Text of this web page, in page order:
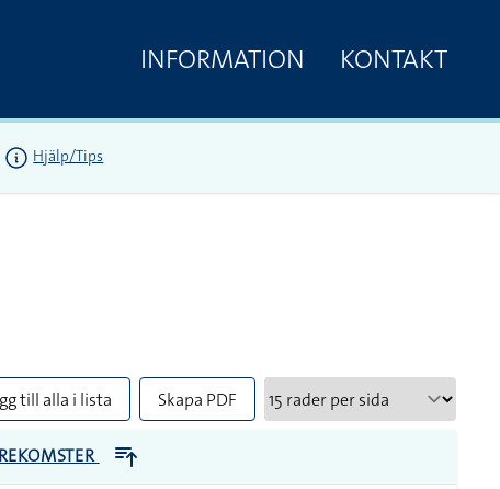
INFORMATION KONTAKT
Hjälp/Tips
till alla i lista Skapa PDF